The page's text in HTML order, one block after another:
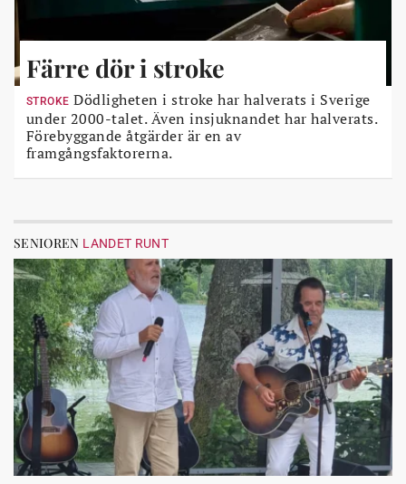
Färre dör i stroke
STROKE Dödligheten i stroke har halverats i Sverige
under 2000-talet. Även insjuknandet har halverats.
Förebyggande åtgärder är en av
framgångsfaktorerna.
SENIOREN LANDET RUNT